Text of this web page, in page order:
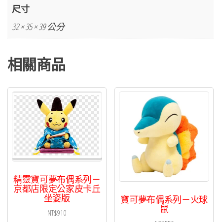
尺寸
32 × 35 × 39 公分
相關商品
精靈寶可夢布偶系列－
京都店限定公家皮卡丘
坐姿版
NT$910
寶可夢布偶系列－火球
鼠